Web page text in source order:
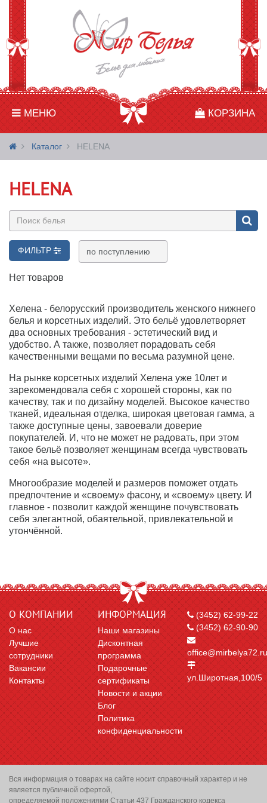
МЕНЮ КОРЗИНА
Каталог HELENA
HELENA
ФИЛЬТР
Нет товаров
Хелена - белорусский производитель женского нижнего
белья и корсетных изделий. Это бельё удовлетворяет
два основных требования - эстетический вид и
удобство. А также, позволяет порадовать себя
качественными вещами по весьма разумной цене.
На рынке корсетных изделий Хелена уже 10лет и
зарекомендовала себя с хорошей стороны, как по
качеству, так и по дизайну моделей. Высокое качество
тканей, идеальная отделка, широкая цветовая гамма, а
также доступные цены, завоевали доверие
покупателей. И, что не может не радовать, при этом
такое бельё позволяет женщинам всегда чувствовать
себя «на высоте».
Многообразие моделей и размеров поможет отдать
предпочтение и «своему» фасону, и «своему» цвету. И
главное - позволит каждой женщине почувствовать
себя элегантной, обаятельной, привлекательной и
утончённой.
О КОМПАНИИ
О нас
Лучшие
сотрудники
Вакансии
Контакты
ИНФОРМАЦИЯ
Наши магазины
Дисконтная
программа
Подарочные
сертификаты
Новости и акции
Блог
Политика
конфиденциальности
(3452) 62-99-22
(3452) 62-90-90
office@mirbelya72.ru
ул.Широтная,100/5
Вся информация о товарах на сайте носит справочный характер и не
является публичной офертой,
определяемой положениями Статьи 437 Гражданского кодекса